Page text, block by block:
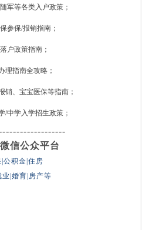
军等各类入户政策；
参保/报销指南；
户政策指南；
理指南全攻略；
销、宝宝医保等指南；
/中学入学招生政策；
信公众平台
|公积金|住房
业|婚育|房产等